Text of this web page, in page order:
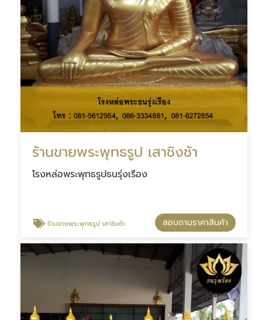
ร้านขายพระพุทธรูป เสาชิงช้า
โรงหล่อพระพุทธรูปธนรุ่งเรือง
ร้านขายพระพุทธรูป เสาชิงช้า สอบถามราคาสินค้า